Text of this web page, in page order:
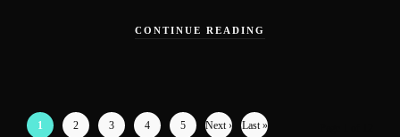
CONTINUE READING
1 2 3 4 5 Next › Last »